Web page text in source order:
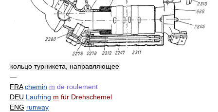
кольцо турникета, направляющее
—
FRA chemin m de roulement
DEU Laufring m für Drehschemel
ENG runway